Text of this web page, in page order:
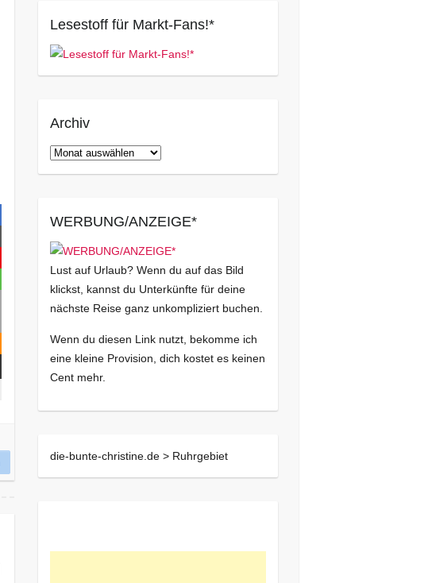
Lesestoff für Markt-Fans!*
Archiv
Archiv
WERBUNG/ANZEIGE*
Lust auf Urlaub? Wenn du auf das Bild
klickst, kannst du Unterkünfte für deine
nächste Reise ganz unkompliziert buchen.
Wenn du diesen Link nutzt, bekomme ich
eine kleine Provision, dich kostet es keinen
Cent mehr.
die-bunte-christine.de > Ruhrgebiet